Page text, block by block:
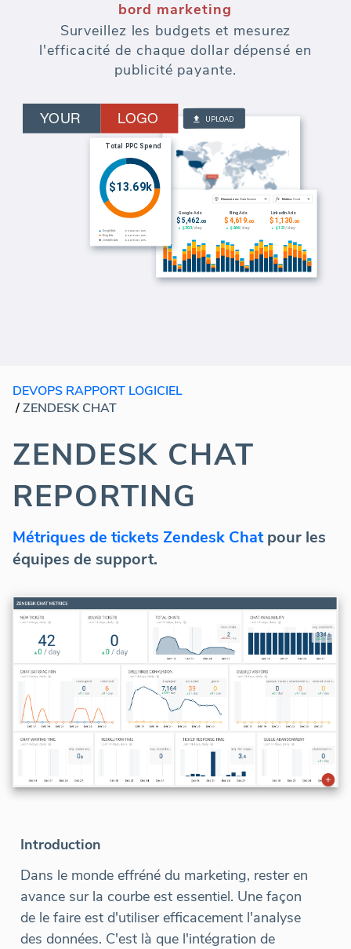
bord marketing
Surveillez les budgets et mesurez
l'efficacité de chaque dollar dépensé en
publicité payante.
DEVOPS RAPPORT LOGICIEL
/ZENDESK CHAT
ZENDESK CHAT
REPORTING
Métriques de tickets Zendesk Chatpour les
équipes de support.
Introduction
Dans le monde effréné du marketing, rester en
avance sur la courbe est essentiel. Une façon
de le faire est d'utiliser efficacement l'analyse
des données. C'est là que l'intégration de